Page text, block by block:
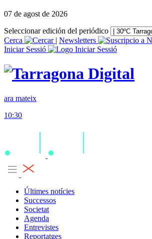
07 de agost de 2026
Seleccionar edición del periódico
Cerca
| Newsletters
Iniciar Sessió
ara mateix
10:30
Últimes notícies
Successos
Societat
Agenda
Entrevistes
Reportatges